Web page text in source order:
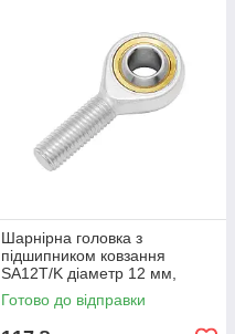
Шарнірна головка з
підшипником ковзання
SA12T/K діаметр 12 мм,
наконечник штока із
зовнішньою правою різьбою
Готово до відправки